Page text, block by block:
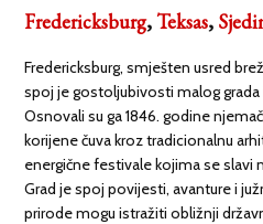
Fredericksburg,Teksas,
Fredericksburg, smješten usred
spoj je gostoljubivosti malog
Osnovali su ga 1846. godine
korijene čuva kroz tradicionalnu
energične festivale kojima se
Grad je spoj povijesti, avanture i
prirode mogu istražiti obližnji